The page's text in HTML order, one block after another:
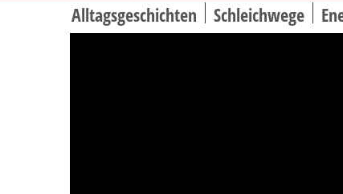
Alltagsgeschichten Schleichwege